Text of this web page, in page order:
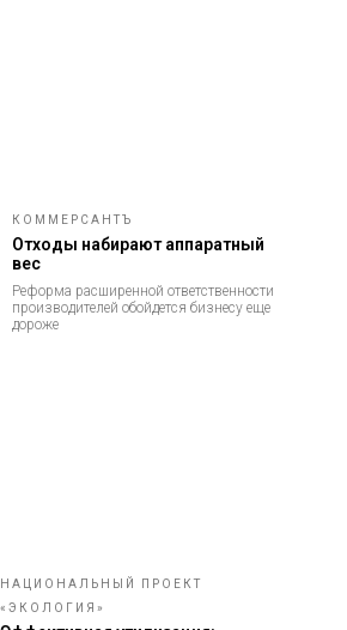
КОММЕРСАНТЪ
Отходы набирают аппаратный
вес
Реформа расширенной ответственности
производителей обойдется бизнесу еще
дороже
НАЦИОНАЛЬНЫЙ ПРОЕКТ
«ЭКОЛОГИЯ»